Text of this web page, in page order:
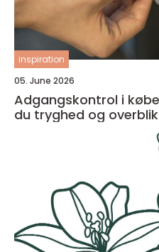
inspiration
05. June 2026
Adgangskontrol i
du tryghed og overblik